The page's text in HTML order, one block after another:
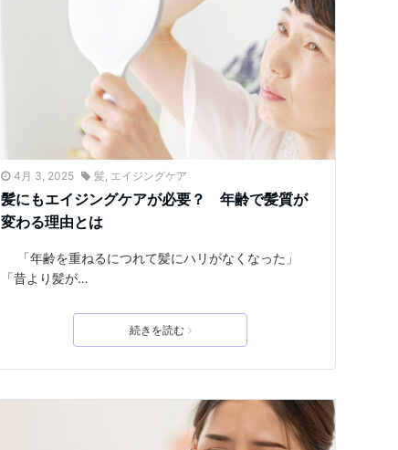
4月 3, 2025 髪, エイジングケア
髪にもエイジングケアが必要？ 年齢で髪質が
変わる理由とは
「年齢を重ねるにつれて髪にハリがなくなった」
「昔より髪が…
続きを読む